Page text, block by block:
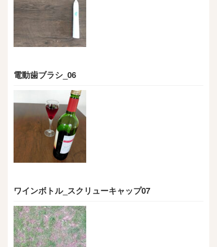
電動歯ブラシ_06
ワインボトル_スクリューキャップ07